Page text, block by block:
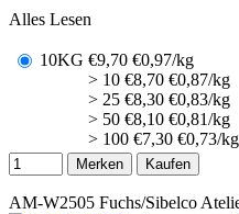
Alles Lesen
10KG €9,70 €0,97/kg
> 10 €8,70 €0,87/kg
> 25 €8,30 €0,83/kg
> 50 €8,10 €0,81/kg
> 100 €7,30 €0,73/kg
Merken Kaufen
AM-W2505 Fuchs/Sibelco